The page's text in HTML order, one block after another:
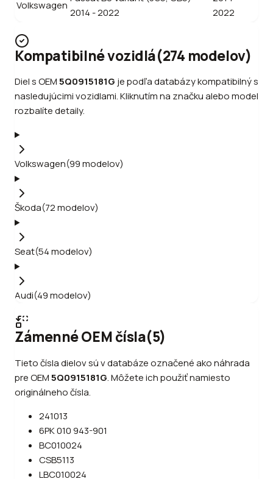
Volkswagen
2014 - 2022
2022
Kompatibilné vozidlá(274 modelov)
Diel s OEM5Q0915181G je podľa databázy kompatibilný s
nasledujúcimi vozidlami. Kliknutím na značku alebo model
rozbalíte detaily.
Volkswagen(99modelov)
Škoda(72modelov)
Seat(54modelov)
Audi(49modelov)
Zámenné OEM čísla(5)
Tieto čísla dielov sú v databáze označené ako náhrada
pre OEM5Q0915181G.Môžete ich použiť namiesto
originálneho čísla.
241013
6PK 010 943-901
BC010024
CSB5113
LBC010024